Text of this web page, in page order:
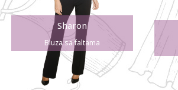
Sharon
Bluza sa faltama